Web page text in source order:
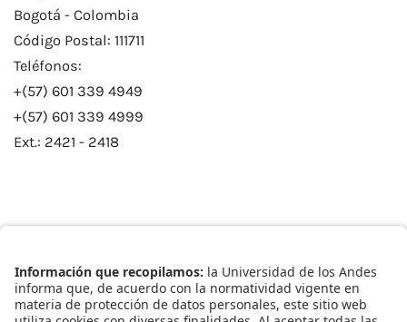
Bogotá - Colombia
Código Postal: 111711
Teléfonos:
+(57) 601 339 4949
+(57) 601 339 4999
Ext.: 2421 - 2418
Catálogo de Datos